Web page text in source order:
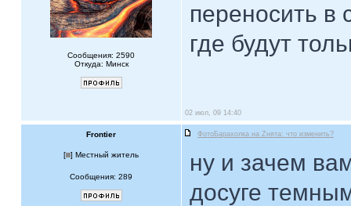
Сообщения: 2590
Откуда: Минск
переносить в
где будут
02 июл, 09 14:40
Frontier ФотоБарахолка на Zнята: что изменить?
[ ] Местный житель
Сообщения: 289
ну и зачем
досуге